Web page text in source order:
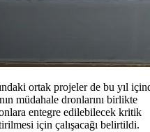
ortak projeler de bu yıl
müdahale dronlarını birlikte
entegre edilebilecek kritik
için çalışacağı belirtildi.